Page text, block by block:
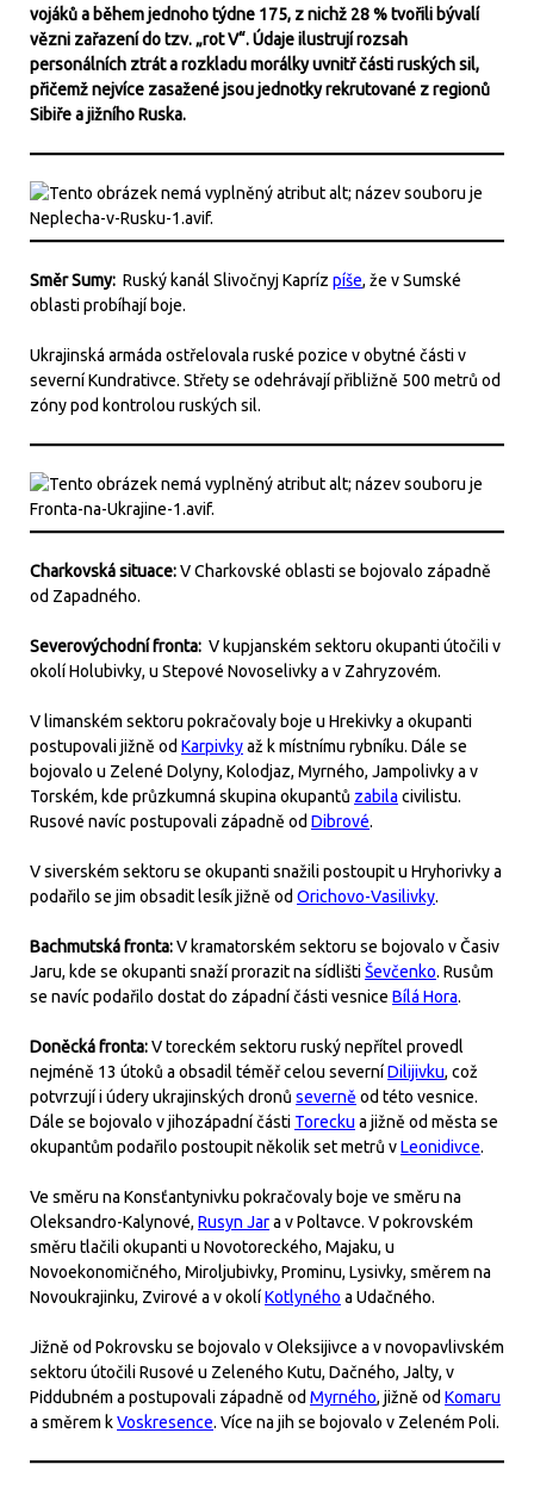
vojáků a během jednoho týdne 175, z nichž 28 % tvořili bývalí
vězni zařazení do tzv. „rot V“. Údaje ilustrují rozsah
personálních ztrát a rozkladu morálky uvnitř části ruských sil,
přičemž nejvíce zasažené jsou jednotky rekrutované z regionů
Sibiře a jižního Ruska.
Směr Sumy: Ruský kanál Slivočnyj Kapríz píše, že v Sumské
oblasti probíhají boje.
Ukrajinská armáda ostřelovala ruské pozice v obytné části v
severní Kundrativce. Střety se odehrávají přibližně 500 metrů od
zóny pod kontrolou ruských sil.
Charkovská situace:V Charkovské oblasti se bojovalo západně
od Zapadného.
Severovýchodní fronta: V kupjanském sektoru okupanti útočili v
okolí Holubivky, u Stepové Novoselivky a v Zahryzovém.
V limanském sektoru pokračovaly boje u Hrekivky a okupanti
postupovali jižně od Karpivkyaž k místnímu rybníku. Dále se
bojovalo u Zelené Dolyny, Kolodjaz, Myrného, Jampolivky a v
Torském, kde průzkumná skupina okupantů zabila civilistu.
Rusové navíc postupovali západně od Dibrové.
V siverském sektoru se okupanti snažili postoupit u Hryhorivky a
podařilo se jim obsadit lesík jižně od Orichovo-Vasilivky.
Bachmutská fronta:V kramatorském sektoru se bojovalo v Časiv
Jaru, kde se okupanti snaží prorazit na sídlištiŠevčenko. Rusům
se navíc podařilo dostat do západní části vesnice Bílá Hora.
Doněcká fronta:V toreckém sektoru ruský nepřítel provedl
nejméně 13 útoků a obsadil téměř celou severníDilijivku, což
potvrzují i údery ukrajinských dronů severně od této vesnice.
Dále se bojovalo v jihozápadní části Torecku a jižně od města se
okupantům podařilo postoupit několik set metrů vLeonidivce.
Ve směru na Konsťantynivku pokračovaly boje ve směru na
Oleksandro-Kalynové, Rusyn Jara v Poltavce. V pokrovském
směru tlačili okupanti u Novotoreckého, Majaku, u
Novoekonomičného, Miroljubivky, Prominu, Lysivky, směrem na
Novoukrajinku, Zvirové a v okolíKotlyného a Udačného.
Jižně od Pokrovsku se bojovalo v Oleksijivce a v novopavlivském
sektoru útočili Rusové u Zeleného Kutu, Dačného, Jalty, v
Piddubném a postupovali západně od Myrného, jižně od Komaru
a směrem kVoskresence. Více na jih se bojovalo v Zeleném Poli.